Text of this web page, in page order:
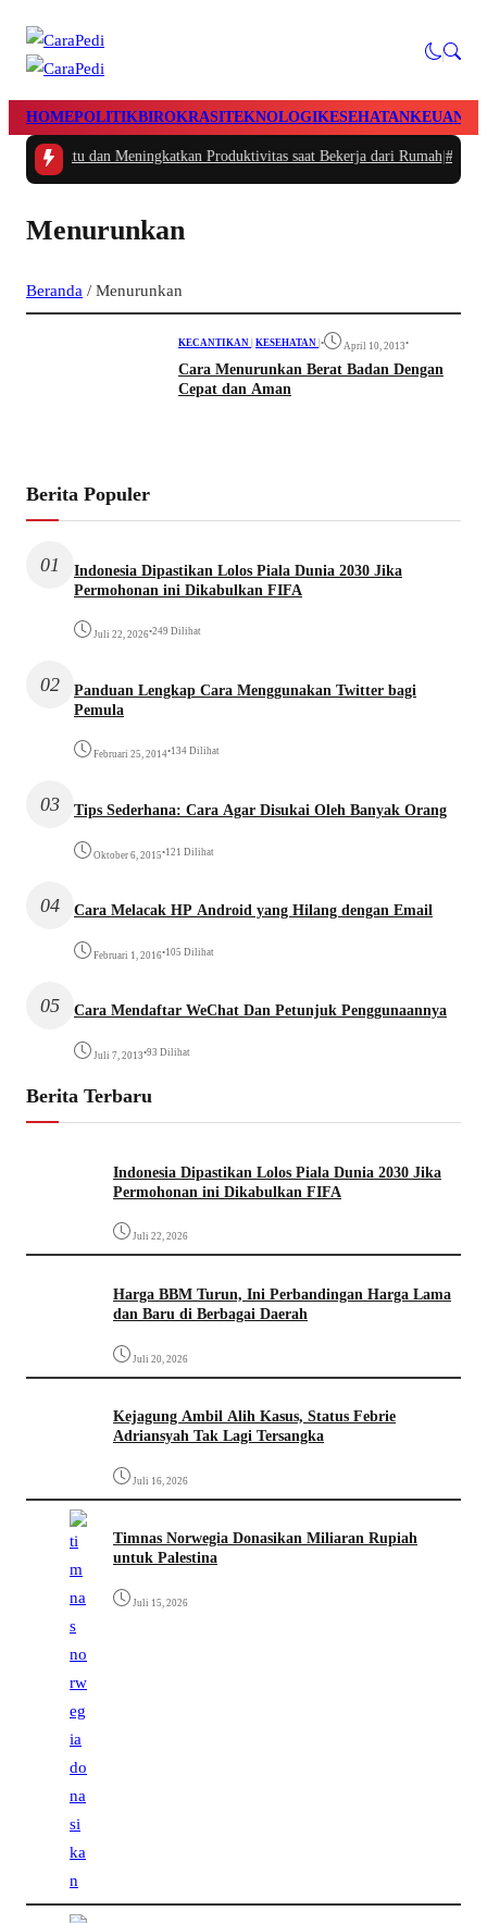
HOMEPOLITIKBIROKRASITEKNOLOGIKESEHATAN
Waktu dan Meningkatkan Produktivitas saat Bekerja dari Rumah|#2 -
Menurunkan
Beranda / Menurunkan
KECANTIKAN KESEHATAN • April 10, 2013•
Cara Menurunkan Berat Badan Dengan
Cepat dan Aman
Berita Populer
01
Indonesia Dipastikan Lolos Piala Dunia 2030 Jika
Permohonan ini Dikabulkan FIFA
Juli 22, 2026•249 Dilihat
02
Panduan Lengkap Cara Menggunakan Twitter bagi
Pemula
Februari 25, 2014•134 Dilihat
03 Tips Sederhana: Cara Agar Disukai Oleh Banyak Orang
Oktober 6, 2015•121 Dilihat
04 Cara Melacak HP Android yang Hilang dengan Email
Februari 1, 2016•105 Dilihat
05 Cara Mendaftar WeChat Dan Petunjuk Penggunaannya
Juli 7, 2013•93 Dilihat
Berita Terbaru
Indonesia Dipastikan Lolos Piala Dunia 2030 Jika
Permohonan ini Dikabulkan FIFA
Juli 22, 2026
Harga BBM Turun, Ini Perbandingan Harga Lama
dan Baru di Berbagai Daerah
Juli 20, 2026
Kejagung Ambil Alih Kasus, Status Febrie
Adriansyah Tak Lagi Tersangka
Juli 16, 2026
Timnas Norwegia Donasikan Miliaran Rupiah
untuk Palestina
Juli 15, 2026